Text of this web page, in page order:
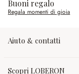
Buoni regalo
Regala momenti di gioia
Aiuto & contatti
Scopri LOBERON